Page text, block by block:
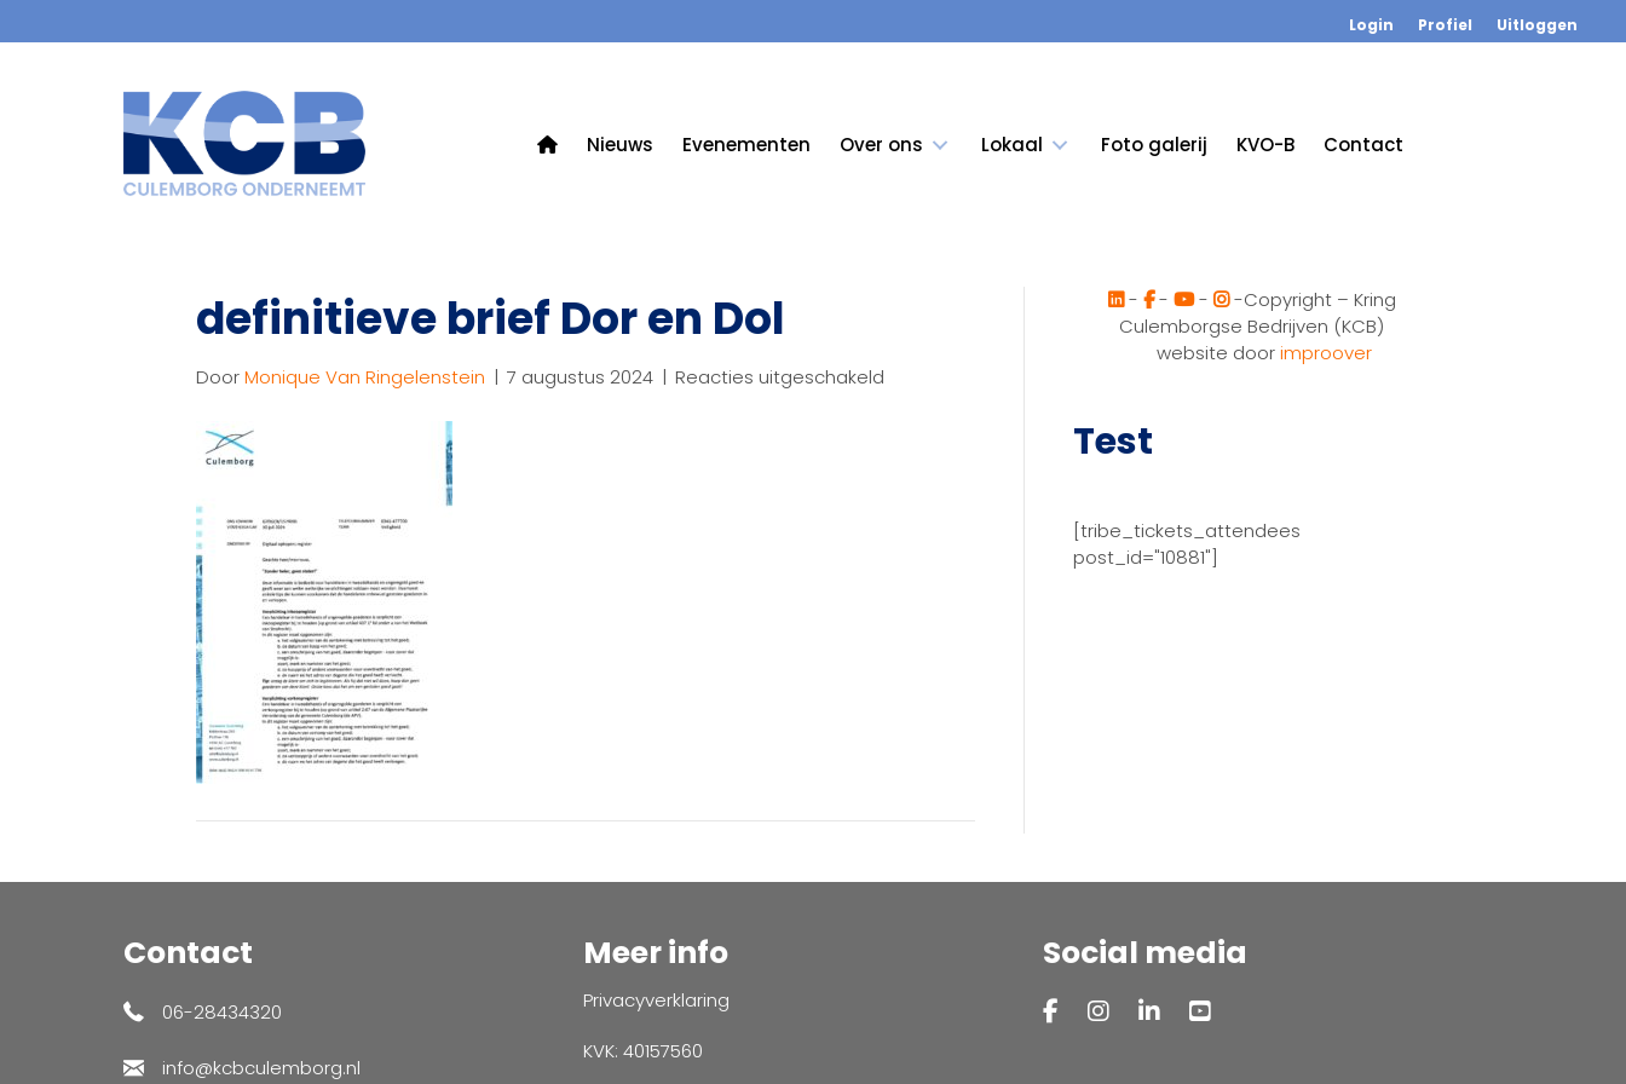
Login Profiel Uitloggen
Nieuws Evenementen Over ons Lokaal Foto galerij KVO-B Contact
definitieve brief Dor en Dol
DoorMonique Van Ringelenstein | 7 augustus 2024 | Reacties uitgeschakeld
- - -
-Copyright – Kring
Culemborgse Bedrijven (KCB)
website doorimproover
Test
[tribe_tickets_attendees
post_id="10881"]
Contact
06-28434320
info@kcbculemborg.nl
Meer info
Privacyverklaring
KVK: 40157560
Social media